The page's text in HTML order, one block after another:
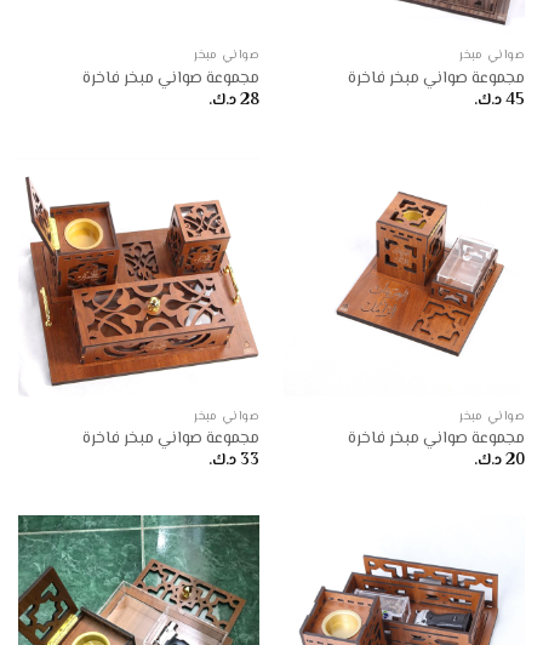
صواني مبخر
مجموعة صواني مبخر فاخرة
45د.ك.
صواني مبخر
مجموعة صواني مبخر فاخرة
28د.ك.
صواني مبخر
مجموعة صواني مبخر فاخرة
20د.ك.
صواني مبخر
مجموعة صواني مبخر فاخرة
33د.ك.